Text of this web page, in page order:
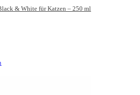
& White für Katzen – 250 ml